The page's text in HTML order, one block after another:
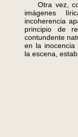
Otra vez,
imágenes
incoherencia
principio de
contundente
en la inocencia
la escena,